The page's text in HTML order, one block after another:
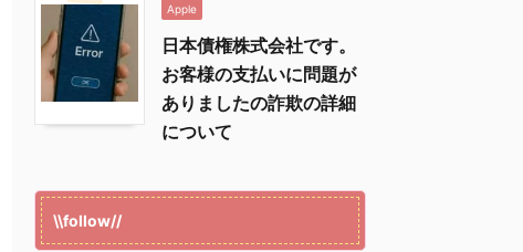
Apple
日本債権株式会社です。
お客様の支払いに問題が
ありましたの詐欺の詳細
について
\\follow//